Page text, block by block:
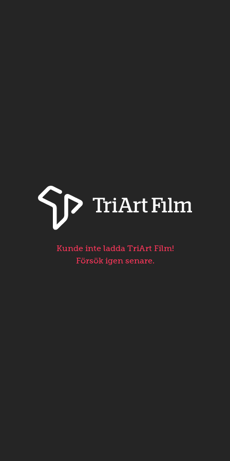
Kunde inte ladda TriArt Film!
Försök igen senare.